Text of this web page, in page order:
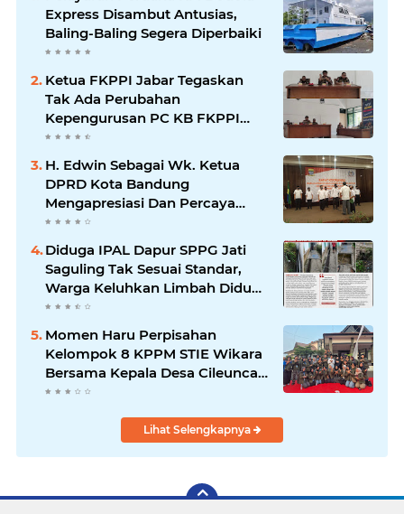
Express Disambut Antusias,
Baling-Baling Segera Diperbaiki
Ketua FKPPI Jabar Tegaskan
Tak Ada Perubahan
Kepengurusan PC KB FKPPI
Sumedang, Ketua Cabang
H. Edwin Sebagai Wk. Ketua
DPRD Kota Bandung
Mengapresiasi Dan Percaya
Penuh Kepada Kepemimpinan
Lpm Kota Bandung Periode
2021-2026
Diduga IPAL Dapur SPPG Jati
Saguling Tak Sesuai Standar,
Warga Keluhkan Limbah Diduga
Mengalir ke Sungai
Momen Haru Perpisahan
Kelompok 8 KPPM STIE Wikara
Bersama Kepala Desa Cileunca
di Kecamatan Bojong
Lihat Selengkapnya